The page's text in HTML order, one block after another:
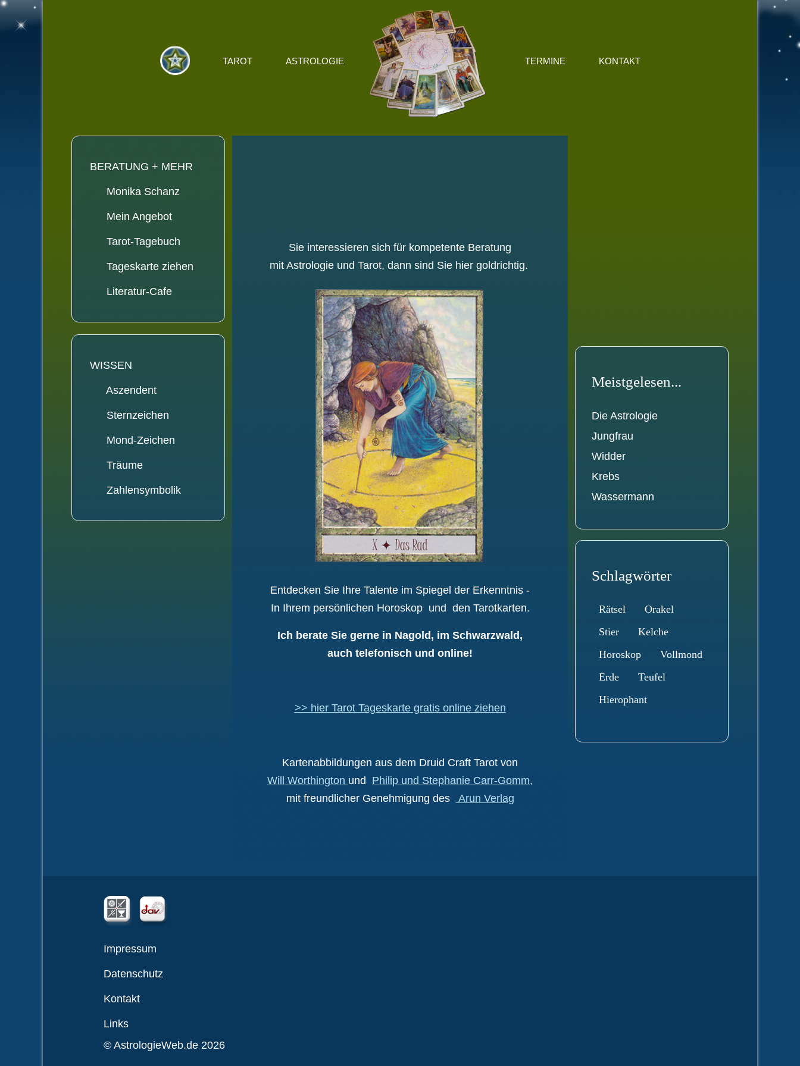
TAROT ASTROLOGIE TERMINE KONTAKT
BERATUNG + MEHR
Monika Schanz
Mein Angebot
Tarot-Tagebuch
Tageskarte ziehen
Literatur-Cafe
WISSEN
Aszendent
Sternzeichen
Mond-Zeichen
Träume
Zahlensymbolik
Sie interessieren sich für kompetente Beratung
mit Astrologie und Tarot, dann sind Sie hier goldrichtig.
Entdecken Sie Ihre Talente im Spiegel der Erkenntnis -
In Ihrem persönlichen Horoskop und den Tarotkarten.
Ich berate Sie gerne in Nagold, im Schwarzwald,
auch telefonisch und online!
>> hier Tarot Tageskarte gratis online ziehen
Kartenabbildungen aus dem Druid Craft Tarot von
Will Worthington und Philip und Stephanie Carr-Gomm,
mit freundlicher Genehmigung des
Arun Verlag
Meistgelesen...
Die Astrologie
Jungfrau
Widder
Krebs
Wassermann
Schlagwörter
Rätsel
Orakel
Stier
Kelche
Horoskop
Vollmond
Erde
Teufel
Hierophant
Impressum
Datenschutz
Kontakt
Links
© AstrologieWeb.de 2026